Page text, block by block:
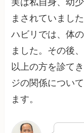
まされていまし
ハビリでは、体
ました。その後
以上の方を診て
ジの関係につい
ます。